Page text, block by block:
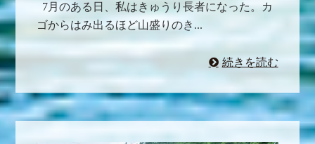
7月のある日、私はきゅうり長者になった。カ
ゴからはみ出るほど山盛りのき...
続きを読む